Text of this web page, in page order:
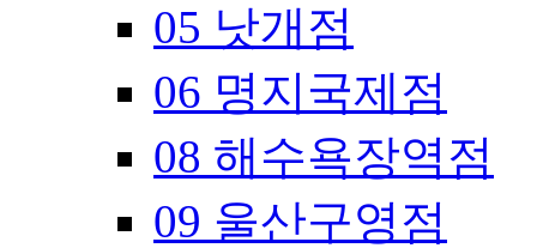
05 낫개점
06 명지국제점
08 해수욕장역점
09 울산구영점